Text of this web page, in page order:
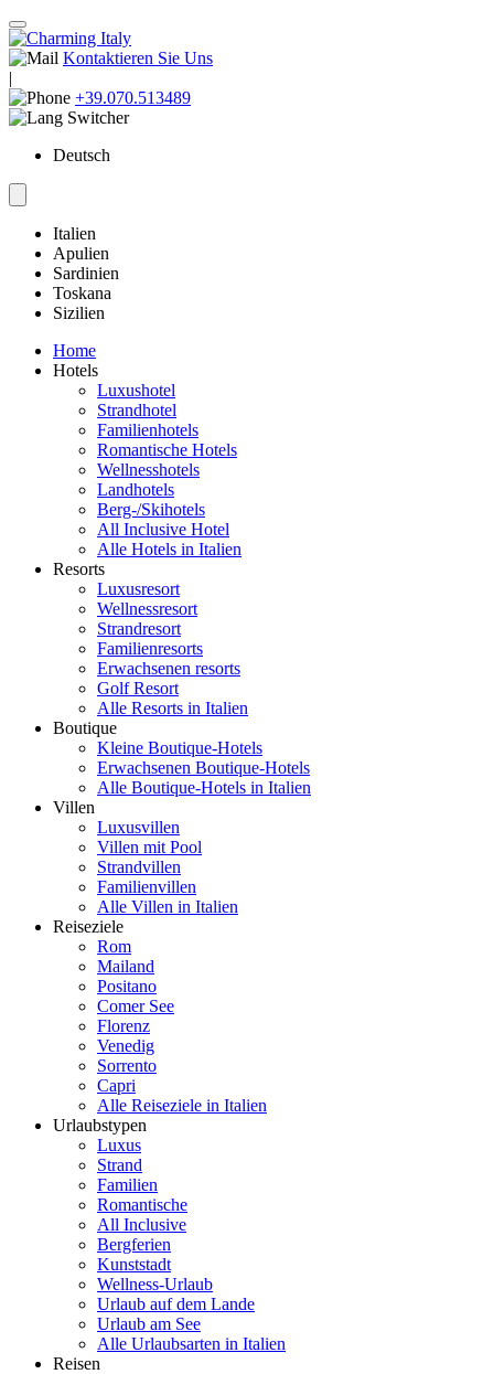
Kontaktieren Sie Uns
|
+39.070.513489
Deutsch
Italien
Apulien
Sardinien
Toskana
Sizilien
Home
Hotels
Luxushotel
Strandhotel
Familienhotels
Romantische Hotels
Wellnesshotels
Landhotels
Berg-/Skihotels
All Inclusive Hotel
Alle Hotels in Italien
Resorts
Luxusresort
Wellnessresort
Strandresort
Familienresorts
Erwachsenen resorts
Golf Resort
Alle Resorts in Italien
Boutique
Kleine Boutique-Hotels
Erwachsenen Boutique-Hotels
Alle Boutique-Hotels in Italien
Villen
Luxusvillen
Villen mit Pool
Strandvillen
Familienvillen
Alle Villen in Italien
Reiseziele
Rom
Mailand
Positano
Comer See
Florenz
Venedig
Sorrento
Capri
Alle Reiseziele in Italien
Urlaubstypen
Luxus
Strand
Familien
Romantische
All Inclusive
Bergferien
Kunststadt
Wellness-Urlaub
Urlaub auf dem Lande
Urlaub am See
Alle Urlaubsarten in Italien
Reisen